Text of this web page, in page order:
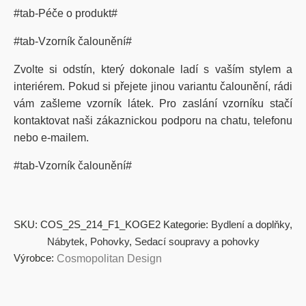
#tab-Péče o produkt#
#tab-Vzorník čalounění#
Zvolte si odstín, který dokonale ladí s vaším stylem a
interiérem. Pokud si přejete jinou variantu čalounění, rádi
vám zašleme vzorník látek. Pro zaslání vzorníku stačí
kontaktovat naši zákaznickou podporu na chatu, telefonu
nebo e-mailem.
#tab-Vzorník čalounění#
SKU: COS_2S_214_F1_KOGE2 Kategorie: Bydlení a doplňky,
Nábytek, Pohovky, Sedací soupravy a pohovky
Výrobce: Cosmopolitan Design